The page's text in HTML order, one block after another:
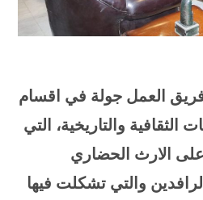
العمل جولة في اقسام
الثقافية والتاريخية، التي
على الارث الحضاري
والتي تشكلت فيها